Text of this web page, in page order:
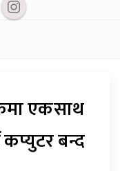
एकसाथ
बन्द